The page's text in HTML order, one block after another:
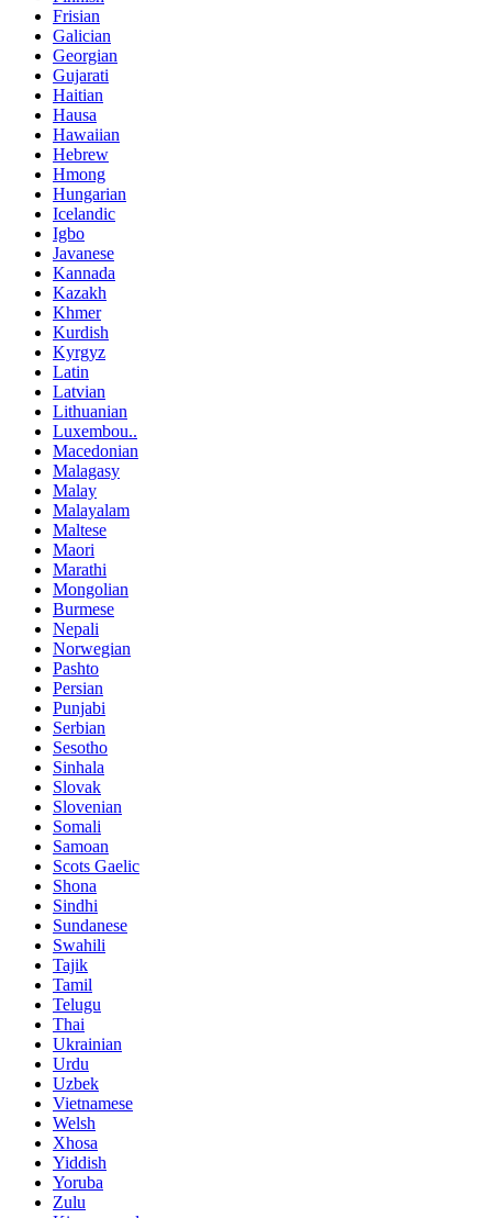
Frisian
Galician
Georgian
Gujarati
Haitian
Hausa
Hawaiian
Hebrew
Hmong
Hungarian
Icelandic
Igbo
Javanese
Kannada
Kazakh
Khmer
Kurdish
Kyrgyz
Latin
Latvian
Lithuanian
Luxembou..
Macedonian
Malagasy
Malay
Malayalam
Maltese
Maori
Marathi
Mongolian
Burmese
Nepali
Norwegian
Pashto
Persian
Punjabi
Serbian
Sesotho
Sinhala
Slovak
Slovenian
Somali
Samoan
Scots Gaelic
Shona
Sindhi
Sundanese
Swahili
Tajik
Tamil
Telugu
Thai
Ukrainian
Urdu
Uzbek
Vietnamese
Welsh
Xhosa
Yiddish
Yoruba
Zulu